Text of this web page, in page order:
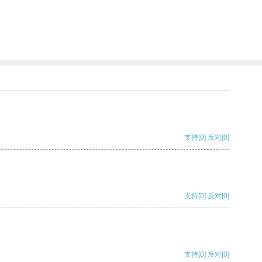
支持[0] 反对[0]
支持[0] 反对[0]
支持[0] 反对[0]